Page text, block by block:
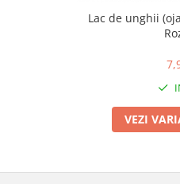
Lac de unghii
VEZI